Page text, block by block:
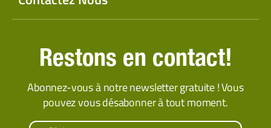
Restons en contact!
Abonnez-vous à notre newsletter gratuite ! Vous
pouvez vous désabonner à tout moment.